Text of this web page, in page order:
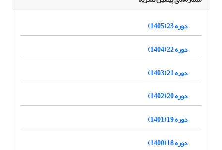
دوره 23 (1405)
دوره 22 (1404)
دوره 21 (1403)
دوره 20 (1402)
دوره 19 (1401)
دوره 18 (1400)